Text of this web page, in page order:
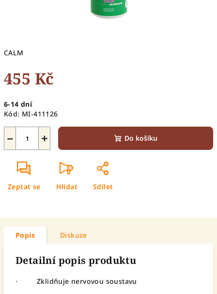
CALM
455 Kč
cena:
6-14 dní
Kód: MI-411126
+
− Do košíku
Zeptat se Hlídat Sdílet
Popis Diskuze
Detailní popis produktu
· Zklidňuje nervovou soustavu